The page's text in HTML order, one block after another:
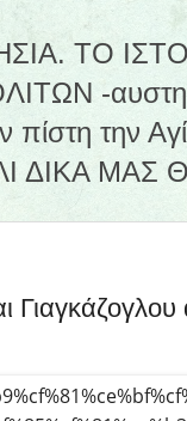
ΤΟ
-
πίστη την
ΔΙΚΑ ΜΑΣ